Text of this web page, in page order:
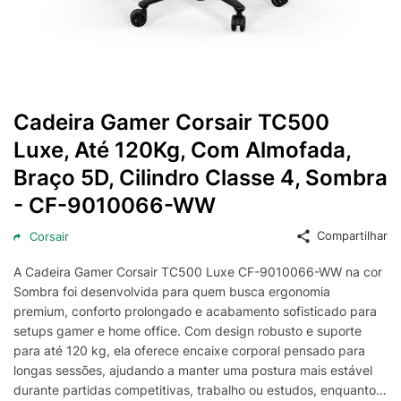
Cadeira Gamer Corsair TC500
Luxe, Até 120Kg, Com Almofada,
Braço 5D, Cilindro Classe 4, Sombra
- CF-9010066-WW
Corsair Compartilhar
A Cadeira Gamer Corsair TC500 Luxe CF-9010066-WW na cor
Sombra foi desenvolvida para quem busca ergonomia
premium, conforto prolongado e acabamento sofisticado para
setups gamer e home office. Com design robusto e suporte
para até 120 kg, ela oferece encaixe corporal pensado para
longas sessões, ajudando a manter uma postura mais estável
durante partidas competitivas, trabalho ou estudos, enquanto